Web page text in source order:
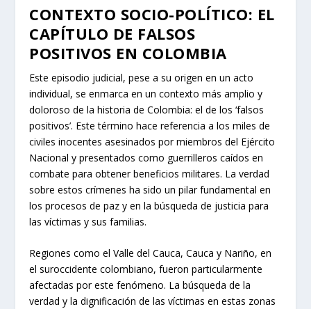
CONTEXTO SOCIO-POLÍTICO: EL
CAPÍTULO DE FALSOS
POSITIVOS EN COLOMBIA
Este episodio judicial, pese a su origen en un acto
individual, se enmarca en un contexto más amplio y
doloroso de la historia de Colombia: el de los ‘falsos
positivos’. Este término hace referencia a los miles de
civiles inocentes asesinados por miembros del Ejército
Nacional y presentados como guerrilleros caídos en
combate para obtener beneficios militares. La verdad
sobre estos crímenes ha sido un pilar fundamental en
los procesos de paz y en la búsqueda de justicia para
las víctimas y sus familias.
Regiones como el Valle del Cauca, Cauca y Nariño, en
el suroccidente colombiano, fueron particularmente
afectadas por este fenómeno. La búsqueda de la
verdad y la dignificación de las víctimas en estas zonas